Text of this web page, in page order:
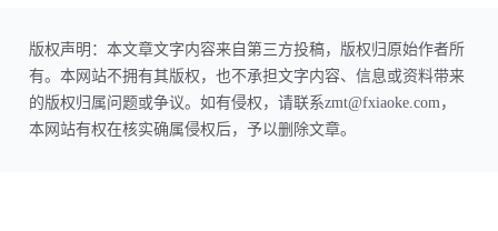
版权声明：本文章文字内容来自第三方投稿，版权归原始作者所
有。本网站不拥有其版权，也不承担文字内容、信息或资料带来
的版权归属问题或争议。如有侵权，请联系zmt@fxiaoke.com，
本网站有权在核实确属侵权后，予以删除文章。